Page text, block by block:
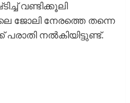
വണ്ടിക്കൂലി
ജോലി നേരത്തെ തന്നെ
നല്‍കിയിട്ടുണ്ട്.